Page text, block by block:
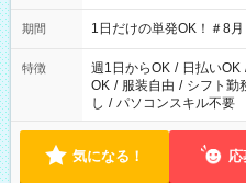
▼18:00～21:00
期間 1日だけの単発OK！＃8
特徴 週1日からOK / 日払いOK
OK / 服装自由 / シフト勤
し / パソコンスキル不要
気になる！ 応